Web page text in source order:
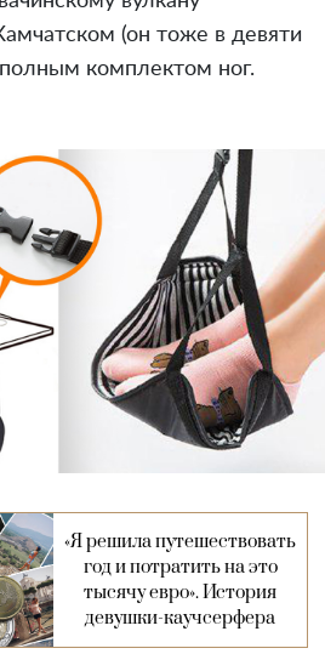
(он тоже в девяти
комплектом ног.
«Я решила путешествовать
год и потратить на это
тысячу евро». История
девушки-каучсерфера